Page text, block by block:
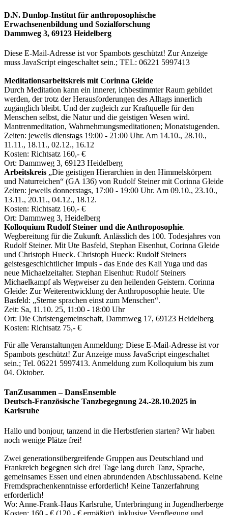
D.N. Dunlop-Institut für anthroposophische
Erwachsenenbildung und Sozialforschung
Dammweg 3, 69123 Heidelberg
Diese E-Mail-Adresse ist vor Spambots geschützt! Zur Anzeige
muss JavaScript eingeschaltet sein.; TEL: 06221 5997413
Meditationsarbeitskreis mit Corinna Gleide
Durch Meditation kann ein innerer, ichbestimmter Raum gebildet
werden, der trotz der Herausforderungen des Alltags innerlich
zugänglich bleibt. Und der zugleich zur Kraftquelle für den
Menschen selbst, die Natur und die geistigen Wesen wird.
Mantrenmeditation, Wahrnehmungsmeditationen; Monatstugenden.
Zeiten: jeweils dienstags 19:00 - 21:00 Uhr. Am 14.10., 28.10.,
11.11., 18.11., 02.12., 16.12
Kosten: Richtsatz 160,- €
Ort: Dammweg 3, 69123 Heidelberg
Arbeitskreis „Die geistigen Hierarchien in den Himmelskörpern
und Naturreichen“ (GA 136) von Rudolf Steiner mit Corinna Gleide
Zeiten: jeweils donnerstags, 17:00 - 19:00 Uhr. Am 09.10., 23.10.,
13.11., 20.11., 04.12., 18.12.
Kosten: Richtsatz 160,- €
Ort: Dammweg 3, Heidelberg
Kolloquium Rudolf Steiner und die Anthroposophie.
Wegbereitung für die Zukunft. Anlässlich des 100. Todesjahres von
Rudolf Steiner. Mit Ute Basfeld, Stephan Eisenhut, Corinna Gleide
und Christoph Hueck. Christoph Hueck: Rudolf Steiners
geistesgeschichtlicher Impuls - das Ende des Kali Yuga und das
neue Michaelzeitalter. Stephan Eisenhut: Rudolf Steiners
Michaelkampf als Wegweiser zu den heilenden Geistern. Corinna
Gleide: Zur Weiterentwicklung der Anthroposophie heute. Ute
Basfeld: „Sterne sprachen einst zum Menschen“.
Zeit: Sa, 11.10. 25, 11:00 - 18:00 Uhr
Ort: Die Christengemeinschaft, Dammweg 17, 69123 Heidelberg
Kosten: Richtsatz 75,- €
Für alle Veranstaltungen Anmeldung: Diese E-Mail-Adresse ist vor
Spambots geschützt! Zur Anzeige muss JavaScript eingeschaltet
sein.; Tel. 06221 5997413. Anmeldung zum Kolloquium bis zum
04. Oktober.
TanZusammen – DansEnsemble
Deutsch-Französische Tanzbegegnung 24.-28.10.2025 in
Karlsruhe
Hallo und bonjour, tanzend in die Herbstferien starten? Wir haben
noch wenige Plätze frei!
Zwei generationsübergreifende Gruppen aus Deutschland und
Frankreich begegnen sich drei Tage lang durch Tanz, Sprache,
gemeinsames Essen und einen abrundenden Abschlussabend. Keine
Fremdsprachenkenntnisse erforderlich! Keine Tanzerfahrung
erforderlich!
Wo: Anne-Frank-Haus Karlsruhe, Unterbringung in Jugendherberge
Kosten: 160,- € (120,- € ermäßigt), inklusive Verpflegung und